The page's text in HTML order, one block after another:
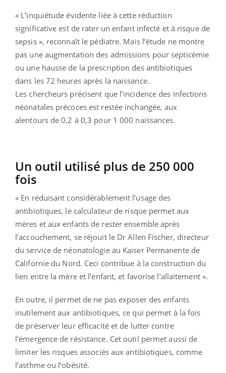
« L’inquiétude évidente liée à cette réduction
significative est de rater un enfant infecté et à risque de
sepsis », reconnaît le pédiatre. Mais l’étude ne montre
pas une augmentation des admissions pour septicémie
ou une hausse de la prescription des antibiotiques
dans les 72 heures après la naissance.
Les chercheurs précisent que l’incidence des infections
néonatales précoces est restée inchangée, aux
alentours de 0,2 à 0,3 pour 1 000 naissances.
Un outil utilisé plus de 250 000
fois
« En réduisant considérablement l’usage des
antibiotiques, le calculateur de risque permet aux
mères et aux enfants de rester ensemble après
l’accouchement, se réjouit le Dr Allen Fischer, directeur
du service de néonatologie au Kaiser Permanente de
Californie du Nord. Ceci contribue à la construction du
lien entre la mère et l’enfant, et favorise l’allaitement ».
En outre, il permet de ne pas exposer des enfants
inutilement aux antibiotiques, ce qui permet à la fois
de préserver leur efficacité et de lutter contre
l’émergence de résistance. Cet outil permet aussi de
limiter les risques associés aux antibiotiques, comme
l’asthme ou l’obésité.